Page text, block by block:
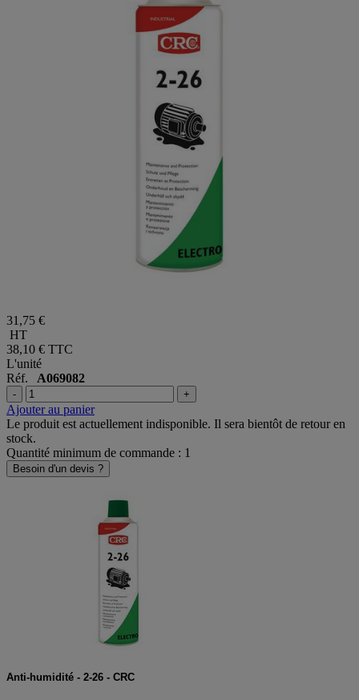
31,75 €
HT
38,10 € TTC
L'unité
Réf. A069082
- +
Ajouter au panier
Le produit est actuellement indisponible. Il sera bientôt de retour en
stock.
Quantité minimum de commande : 1
Besoin d'un devis ?
Anti-humidité - 2-26 - CRC